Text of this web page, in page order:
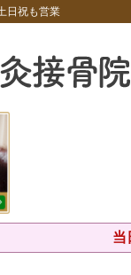
日祝も営業
当